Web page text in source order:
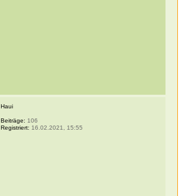
Haui
Beiträge: 106
Registriert: 16.02.2021, 15:55